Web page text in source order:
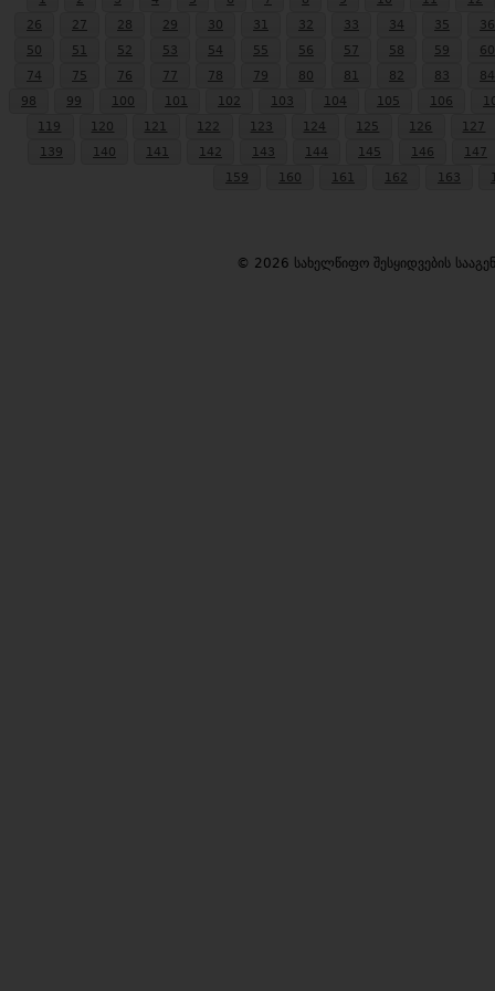
26
27 28 29 30 31 32 33 34 35
36
50
51 52 53 54 55 56 57 58 59
60
74
75 76 77 78 79 80 81 82 83
84
98
99 100 101 102 103 104 105 106
119
120 121 122 123 124 125 126
127
139
140 141 142 143 144 145 146
147
159
160 161 162 163
© 2026 სახელწიფო შესყიდვების